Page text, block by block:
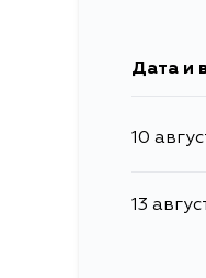
Дата и
10
13